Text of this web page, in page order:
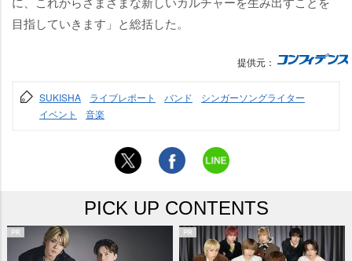
目指していきます」と総括した。
提供元：
SUKISHA ライブレポート バンド
シンガーソングライター
イベント
音楽
PICK UP CONTENTS